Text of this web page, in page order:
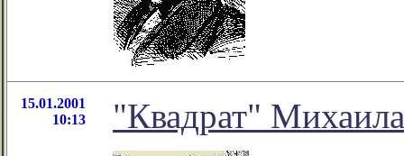
15.01.2001
10:13
"Квадрат"